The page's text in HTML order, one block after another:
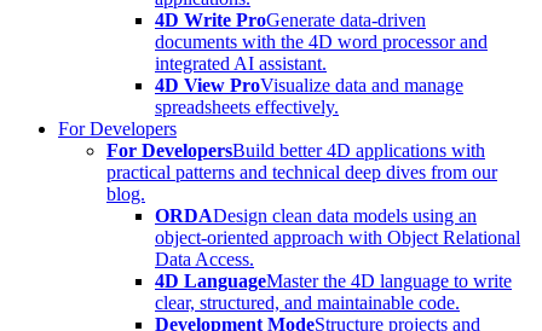
4D Write ProGenerate data-driven
documents with the 4D word processor and
integrated AI assistant.
4D View ProVisualize data and manage
spreadsheets effectively.
For Developers
For DevelopersBuild better 4D applications with
practical patterns and technical deep dives from our
blog.
ORDADesign clean data models using an
object-oriented approach with Object Relational
Data Access.
4D LanguageMaster the 4D language to write
clear, structured, and maintainable code.
Development ModeStructure projects and